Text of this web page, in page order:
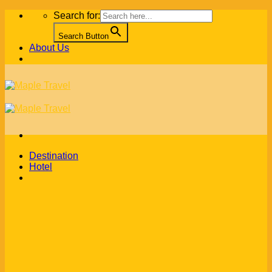
Skip
Search for:
Search Button
About Us
Destination
Hotel